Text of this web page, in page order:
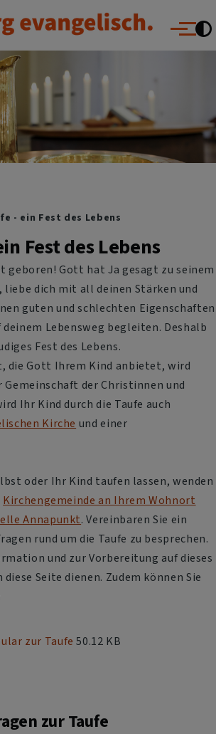
Menü
- ein Fest des Lebens
Fest des Lebens
geboren! Gott hat Ja gesagt zu seinem
liebe dich mit all deinen Stärken und
guten und schlechten Eigenschaften
Lebensweg begleiten. Deshalb
Fest des Lebens.
die Gott Ihrem Kind anbietet, wird
Gemeinschaft der Christinnen und
Ihr Kind durch die Taufe auch
Kirche und einer
oder Ihr Kind taufen lassen, wenden
Kirchengemeinde an Ihrem Wohnort
Annapunkt. Vereinbaren Sie ein
rund um die Taufe zu besprechen.
und zur Vorbereitung auf dieses
Seite dienen. Zudem können Sie
zur Taufe50.12 KB
zur Taufe